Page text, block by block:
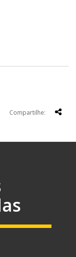
Compartilhe: